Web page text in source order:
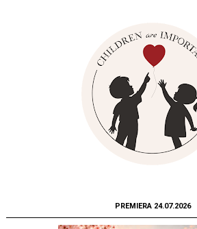
PREMIERA 24.07.2026